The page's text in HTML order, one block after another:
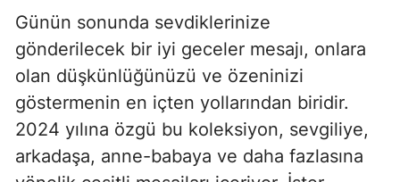
Günün sonunda sevdiklerinize
gönderilecek bir iyi geceler mesajı, onlara
olan düşkünlüğünüzü ve özeninizi
göstermenin en içten yollarından biridir.
2024 yılına özgü bu koleksiyon, sevgiliye,
arkadaşa, anne-babaya ve daha fazlasına